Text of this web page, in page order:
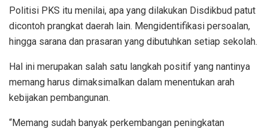
Politisi PKS itu menilai, apa yang dilakukan Disdikbud patut
dicontoh prangkat daerah lain. Mengidentifikasi persoalan,
hingga sarana dan prasaran yang dibutuhkan setiap sekolah.
Hal ini merupakan salah satu langkah positif yang nantinya
memang harus dimaksimalkan dalam menentukan arah
kebijakan pembangunan.
“Memang sudah banyak perkembangan peningkatan